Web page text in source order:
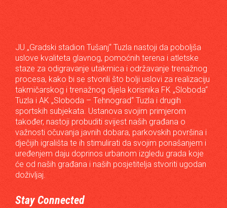
JU „Gradski stadion Tušanj“ Tuzla nastoji da poboljša
uslove kvaliteta glavnog, pomoćnih terena i atletske
staze za odigravanje utakmica i održavanje trenažnog
procesa, kako bi se stvorili što bolji uslovi za realizaciju
takmičarskog i trenažnog dijela korisnika FK „Sloboda“
Tuzla i AK „Sloboda – Tehnograd“ Tuzla i drugih
sportskih subjekata. Ustanova svojim primjerom
također, nastoji probuditi svijest naših građana o
važnosti očuvanja javnih dobara, parkovskih površina i
dječijih igrališta te ih stimulirati da svojim ponašanjem i
uređenjem daju doprinos urbanom izgledu grada koje
će od naših građana i naših posjetitelja stvoriti ugodan
doživljaj.
Stay Connected